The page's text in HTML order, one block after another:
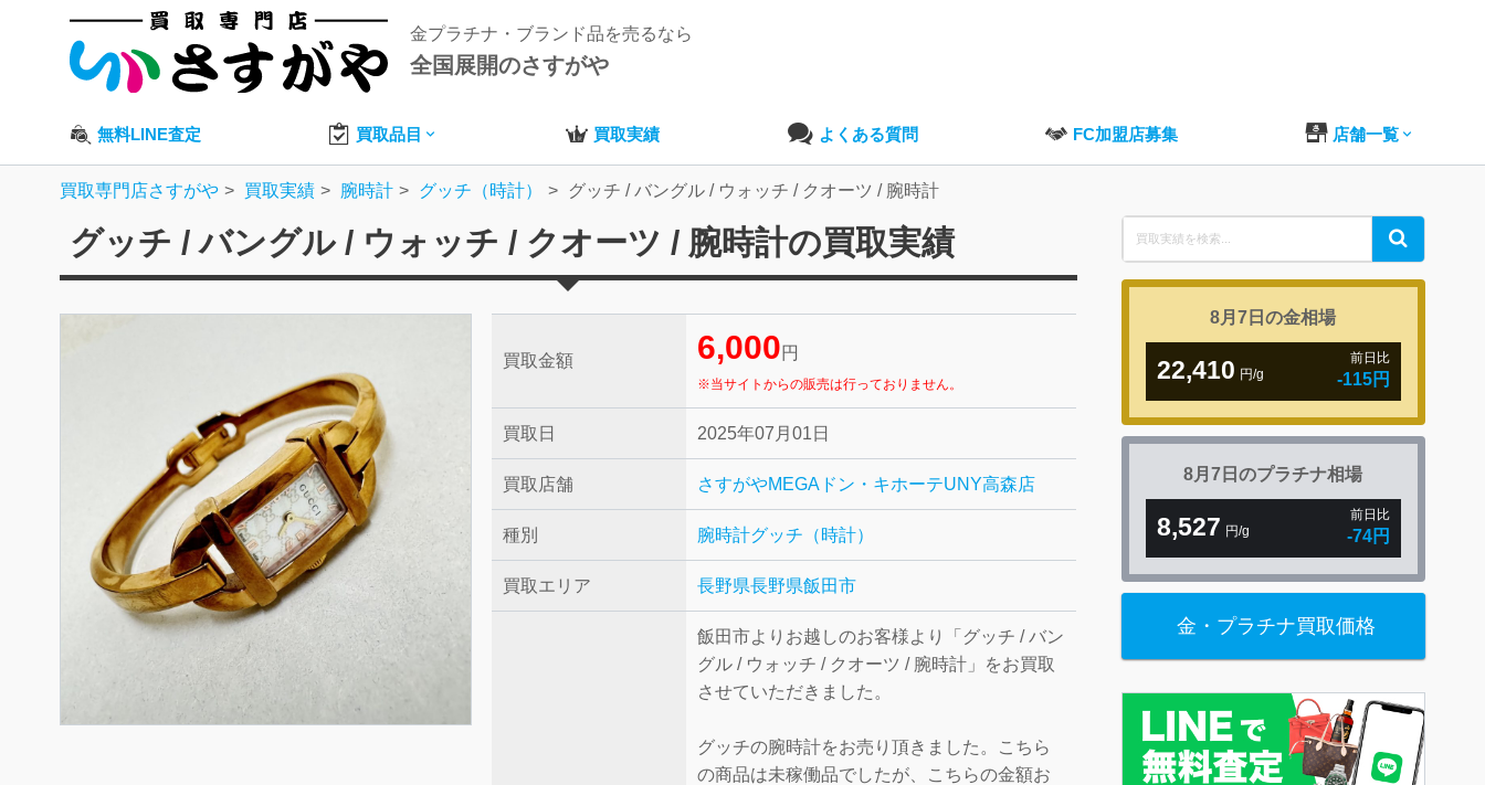
金プラチナ・ブランド品を売るなら
全国展開のさすがや
無料LINE査定 買取品目 買取実績 よくある質問 FC加盟店募集 店舗一覧
買取専門店さすがや 買取実績 腕時計 グッチ（時計） グッチ / バングル / ウォッチ / クオーツ / 腕時計
グッチ / バングル / ウォッチ / クオーツ / 腕時計の買取実績
買取金額 6,000 円
※当サイトからの販売は行っておりません。
買取日 2025年07月01日
買取店舗 さすがやMEGAドン・キホーテUNY高森店
種別 腕時計グッチ（時計）
買取エリア 長野県長野県飯田市
飯田市よりお越しのお客様より「グッチ / バン
グル / ウォッチ / クオーツ / 腕時計」をお買取
させていただきました。
グッチの腕時計をお売り頂きました。こちら
の商品は未稼働品でしたが、こちらの金額お
Search
for:
Search
8月7日の金相場
22,410 円/g
前日比
-115円
8月7日のプラチナ相場
8,527 円/g
前日比
-74円
金・プラチナ買取価格